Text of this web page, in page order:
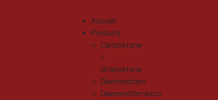
Accueil
Produits
Carbostone
/
Sharpstone
Diamondcem
Diamondterrazzo